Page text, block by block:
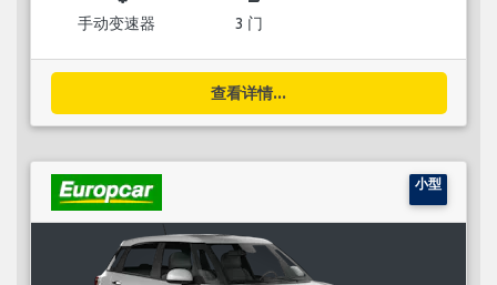
手动变速器 3 门
查看详情...
小型